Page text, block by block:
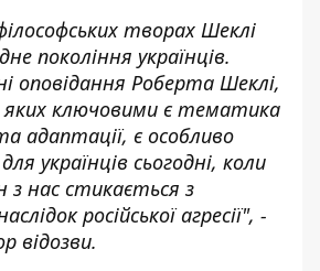
творах Шеклі
покоління українців.
оповідання Роберта Шеклі,
яких ключовими є тематика
адаптації, є особливо
українців сьогодні, коли
нас стикається з
російської агресії", -
відозви.